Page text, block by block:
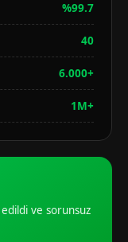
%99.7
40
6.000+
1M+
ve sorunsuz